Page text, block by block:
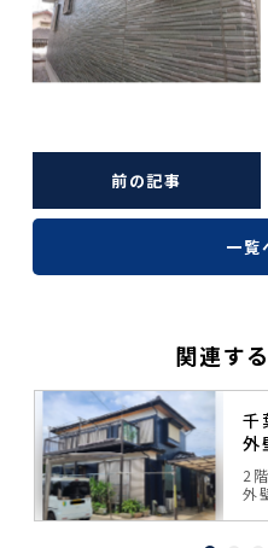
前の記事
一覧
関連す
千
外
機
2
外